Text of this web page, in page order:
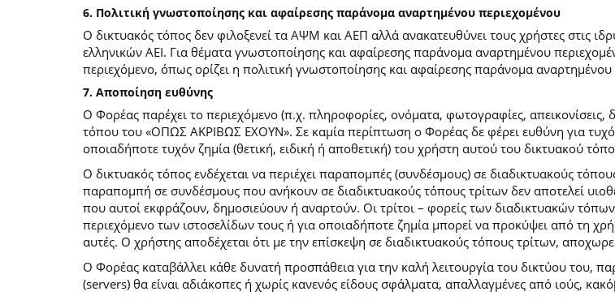
6. Πολιτική γνωστοποίησης και αφαίρεσης παράνομα αναρτημένου περιεχομένου
Ο δικτυακός τόπος δεν φιλοξενεί τα ΑΨΜ και ΑΕΠ αλλά ανακατευθύνει τους χρήστες στις
ελληνικών ΑΕΙ. Για θέματα γνωστοποίησης και αφαίρεσης παράνομα αναρτημένου
περιεχόμενο, όπως ορίζει η πολιτική γνωστοποίησης και αφαίρεσης παράνομα
7. Αποποίηση ευθύνης
Ο Φορέας παρέχει το περιεχόμενο (π.χ. πληροφορίες, ονόματα, φωτογραφίες, απεικονίσεις,
τόπου του «ΟΠΩΣ ΑΚΡΙΒΩΣ ΕΧΟΥΝ». Σε καμία περίπτωση ο Φορέας δε φέρει ευθύνη για
οποιαδήποτε τυχόν ζημία (θετική, ειδική ή αποθετική) του χρήστη αυτού του δικτυακού
O δικτυακός τόπος ενδέχεται να περιέχει παραπομπές (συνδέσμους) σε διαδικτυακούς
παραπομπή σε συνδέσμους που ανήκουν σε διαδικτυακούς τόπους τρίτων δεν αποτελεί
που αυτοί εκφράζουν, δημοσιεύουν ή αναρτούν. Οι τρίτοι – φορείς των διαδικτυακών
περιεχόμενο των ιστοσελίδων τους ή για οποιαδήποτε ζημία μπορεί να προκύψει από τη
αυτές. Ο χρήστης αποδέχεται ότι με την επίσκεψη σε διαδικτυακούς τόπους τρίτων,
Ο Φορέας καταβάλλει κάθε δυνατή προσπάθεια για την καλή λειτουργία του δικτύου του,
(servers) θα είναι αδιάκοπες ή χωρίς κανενός είδους σφάλματα, απαλλαγμένες από ιούς,